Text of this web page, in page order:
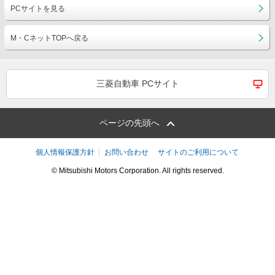
PCサイトを見る
M・CネットTOPへ戻る
三菱自動車 PCサイト
ページの先頭へ
個人情報保護方針 お問い合わせ サイトのご利用について
© Mitsubishi Motors Corporation. All rights reserved.